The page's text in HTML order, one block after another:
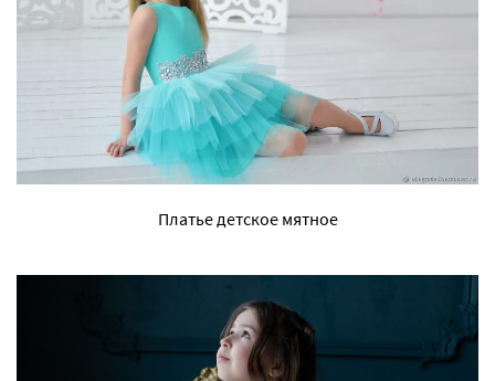
Платье детское мятное